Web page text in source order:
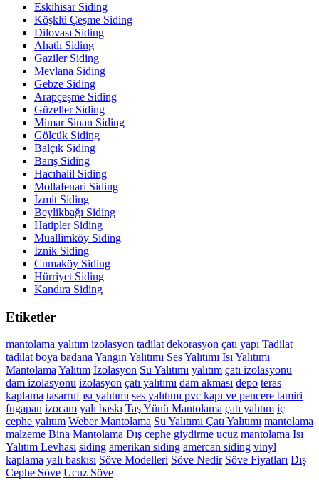
Eskihisar Siding
Köşklü Çeşme Siding
Dilovası Siding
Ahatlı Siding
Gaziler Siding
Mevlana Siding
Gebze Siding
Arapçeşme Siding
Güzeller Siding
Mimar Sinan Siding
Gölcük Siding
Balçık Siding
Barış Siding
Hacıhalil Siding
Mollafenari Siding
İzmit Siding
Beylikbağı Siding
Hatipler Siding
Muallimköy Siding
İznik Siding
Cumaköy Siding
Hürriyet Siding
Kandıra Siding
Etiketler
mantolama yalıtım izolasyon tadilatdekorasyon çatı yapı Tadilat
tadilat boya badanaYangın Yalıtımı Ses Yalıtımı Isı Yalıtımı
MantolamaYalıtım İzolasyon Su Yalıtımı yalıtım çatı izolasyonu
dam izolasyonu izolasyon çatı yalıtımı dam akması depo teras
kaplama tasarruf ısı yalıtımı ses yalıtımı pvc kapı ve pencere tamiri
fugapan izocam yalı baskı Taş Yünü Mantolama çatı yalıtım iç
cephe yalıtım Weber Mantolama Su Yalıtımı Çatı Yalıtımı mantolama
malzeme Bina Mantolama Dış cephe giydirme ucuz mantolama Isı
Yalıtım Levhası siding amerikan siding amercan siding vinyl
kaplama yalı baskısı Söve Modelleri Söve Nedir Söve Fiyatları Dış
Cephe Söve Ucuz Söve